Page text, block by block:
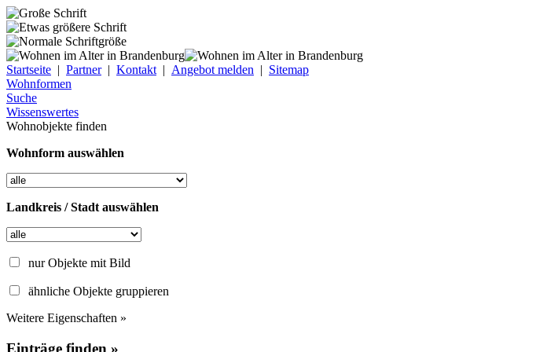
Startseite | Partner| Kontakt | Angebot melden | Sitemap
Wohnformen
Suche
Wissenswertes
Wohnobjekte finden
Wohnform auswählen
Landkreis / Stadt auswählen
nur Objekte mit Bild
ähnliche Objekte gruppieren
Weitere Eigenschaften »
Einträge finden »